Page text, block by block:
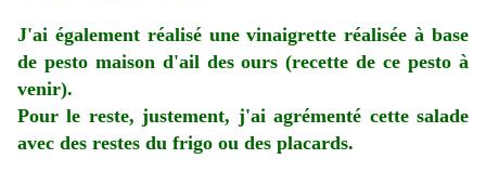
J'ai également réalisé une vinaigrette réalisée à base
de pesto maison d'ail des ours (recette de ce pesto à
venir).
Pour le reste, justement, j'ai agrémenté cette salade
avec des restes du frigo ou des placards.